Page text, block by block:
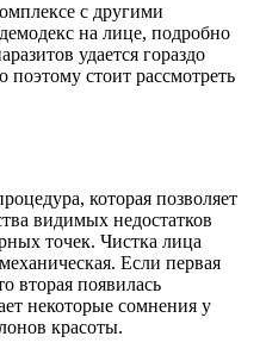
с другими
на лице, подробно
удается гораздо
стоит рассмотреть
которая позволяет
видимых недостатков
точек. Чистка лица
Если первая
вторая появилась
некоторые сомнения у
красоты.